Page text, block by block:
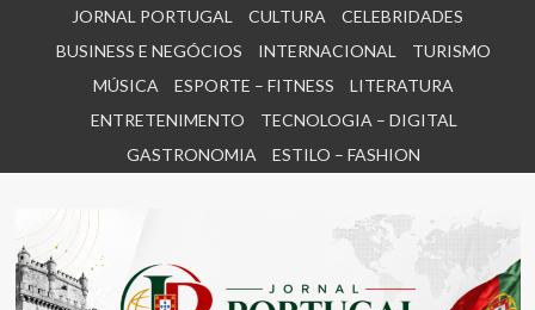
JORNAL PORTUGAL CULTURA
CELEBRIDADES
BUSINESS E NEGÓCIOS
INTERNACIONAL
TURISMO
MÚSICA
ESPORTE – FITNESS
LITERATURA
ENTRETENIMENTO
TECNOLOGIA – DIGITAL
GASTRONOMIA
ESTILO – FASHION